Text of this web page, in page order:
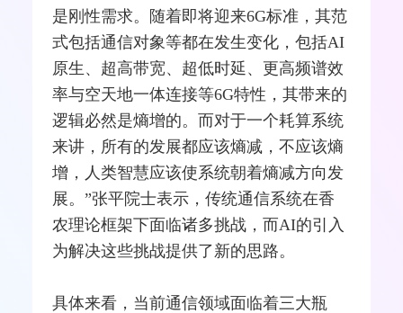
是刚性需求。随着即将迎来6G标准，其范
式包括通信对象等都在发生变化，包括AI
原生、超高带宽、超低时延、更高频谱效
率与空天地一体连接等6G特性，其带来的
逻辑必然是熵增的。而对于一个耗算系统
来讲，所有的发展都应该熵减，不应该熵
增，人类智慧应该使系统朝着熵减方向发
展。”张平院士表示，传统通信系统在香
农理论框架下面临诸多挑战，而AI的引入
为解决这些挑战提供了新的思路。
具体来看，当前通信领域面临着三大瓶